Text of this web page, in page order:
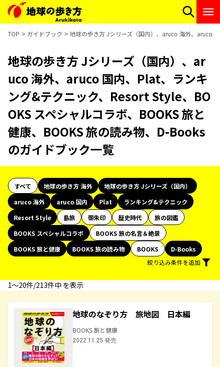
TOP ガイドブック 地球の歩き方 Jシリーズ（国内）、aruco 海外、aruco
地球の歩き方 Jシリーズ（国内）、ar
uco 海外、aruco 国内、Plat、ランキ
ング&テクニック、Resort Style、BO
OKS スペシャルコラボ、BOOKS 旅と
健康、BOOKS 旅の読み物、D-Books
のガイドブック一覧
すべて 地球の歩き方 海外
地球の歩き方 Jシリーズ（国内）
aruco 海外
aruco 国内 Plat
ランキング&テクニック
Resort Style
島旅 御朱印 歴史時代
旅の図鑑
BOOKS スペシャルコラボ
BOOKS 旅の名言＆絶景
BOOKS 旅と健康
BOOKS 旅の読み物 BOOKS
D-Books
絞り込み条件を追加
1〜20件/213件中 を表示
地球のなぞり方 旅地図 日本編
BOOKS 旅と健康
2022.11.25 発売